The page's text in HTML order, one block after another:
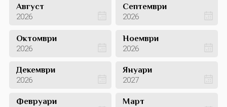
Август
2026
Септември
2026
Октомври
2026
Ноември
2026
Декември
2026
Януари
2027
Февруари Март